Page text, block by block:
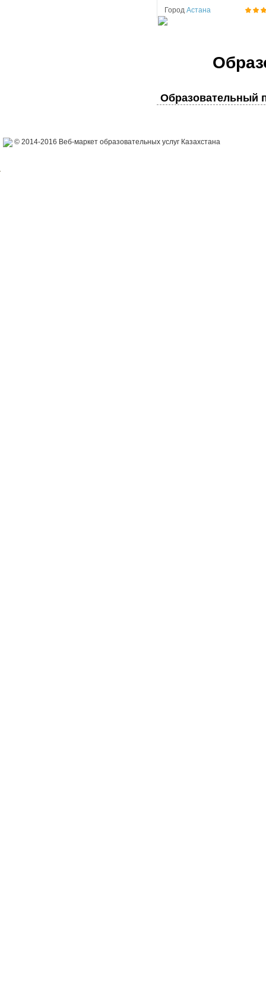
Город Астана
Образовательный
© 2014-2016 Веб-маркет образовательных услуг Казахстана